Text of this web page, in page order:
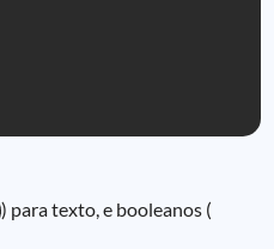
) para texto, e booleanos (